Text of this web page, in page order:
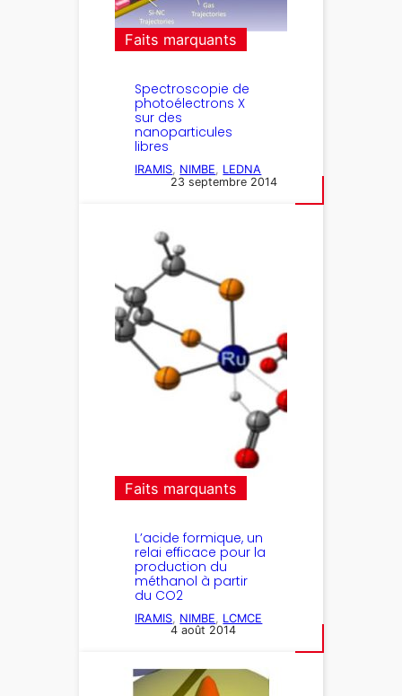
Faits marquants
Spectroscopie de
photoélectrons X
sur des
nanoparticules
libres
IRAMIS, NIMBE, LEDNA
23 septembre 2014
Faits marquants
L’acide formique, un
relai efficace pour la
production du
méthanol à partir
du CO2
IRAMIS NIMBE
LCMCE
4 août 2014